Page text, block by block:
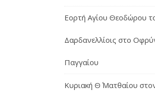
Εορτή Αγίου Θεοδώρου
Δαρδανελλίοις στο
Παγγαίου
Κυριακή Θ΄ Ματθαίου